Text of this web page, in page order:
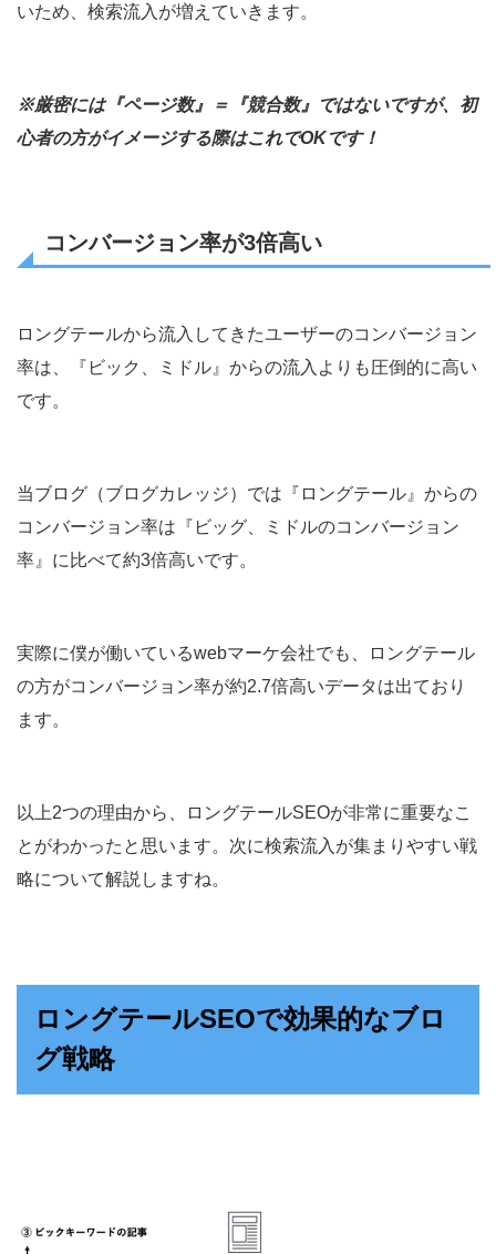
いため、検索流入が増えていきます。
※厳密には『ページ数』＝『競合数』ではないですが、初
心者の方がイメージする際はこれでOKです！
コンバージョン率が3倍高い
ロングテールから流入してきたユーザーのコンバージョン
率は、『ビック、ミドル』からの流入よりも圧倒的に高い
です。
当ブログ（ブログカレッジ）では『ロングテール』からの
コンバージョン率は『ビッグ、ミドルのコンバージョン
率』に比べて約3倍高いです。
実際に僕が働いているwebマーケ会社でも、ロングテール
の方がコンバージョン率が約2.7倍高いデータは出ており
ます。
以上2つの理由から、ロングテールSEOが非常に重要なこ
とがわかったと思います。次に検索流入が集まりやすい戦
略について解説しますね。
ロングテールSEOで効果的なブロ
グ戦略